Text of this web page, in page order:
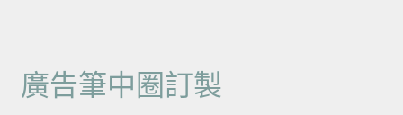
廣告筆中圈訂製